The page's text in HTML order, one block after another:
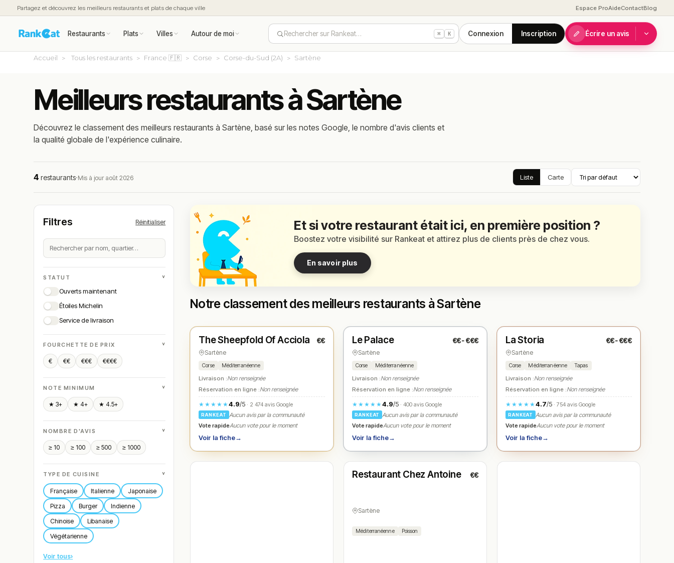
Partagez et découvrez les meilleurs restaurants et plats de chaque ville Espace ProAideContactBlog
Restaurants Plats Villes Autour de moi Rechercher sur Rankeat… ⌘ K Connexion Inscription Écrire un avis
Accueil Tous les restaurants France 🇫🇷 Corse Corse-du-Sud (2A) Sartène
Meilleurs restaurants à Sartène
Découvrez le classement des meilleurs restaurants à Sartène, basé sur les notes Google, le nombre d'avis clients et
la qualité globale de l'expérience culinaire.
4 restaurants·Mis à jour août 2026 Liste Carte
Filtres Réinitialiser
STATUT ˅
Ouverts maintenant
Étoiles Michelin
Service de livraison
FOURCHETTE DE PRIX ˅
€ €€ €€€ €€€€
NOTE MINIMUM ˅
★ 3+ ★ 4+ ★ 4.5+
NOMBRE D'AVIS ˅
≥ 10 ≥ 100 ≥ 500 ≥ 1000
TYPE DE CUISINE ˅
Française Italienne
Japonaise
Pizza
Burger
Indienne
Chinoise
Libanaise
Végétarienne
Voir tous›
Et si votre restaurant était ici, en première position ?
Boostez votre visibilité sur Rankeat et attirez plus de clients près de chez vous.
En savoir plus
Notre classement des meilleurs restaurants à Sartène
N° 1
The Sheepfold Of Acciola €€
Sartène
Corse Méditerranéenne
Livraison :Non renseignée
Réservation en ligne :Non renseignée
★★★★★4.9/5· 2 474 avis Google
RANKEAT
Aucun avis par la communauté
Vote rapideAucun vote pour le moment
Voir la fiche→
★ N° 2
Le Palace €€-€€€
Sartène
Corse Méditerranéenne
Livraison :Non renseignée
Réservation en ligne :Non renseignée
★★★★★4.9/5· 400 avis Google
RANKEAT
Aucun avis par la communauté
Vote rapideAucun vote pour le moment
Voir la fiche→
★ N° 3
La Storia €€-€€€
Sartène
Corse Méditerranéenne Tapas
Livraison :Non renseignée
Réservation en ligne :Non renseignée
★★★★★4.7/5 · 754 avis Google
RANKEAT
Aucun avis par la communauté
Vote rapideAucun vote pour le moment
Voir la fiche→
N° 4
Fermé(12:00 – 14:30, 19:30 – 22:30)
Restaurant Chez Antoine €€
Sartène
Méditerranéenne Poisson